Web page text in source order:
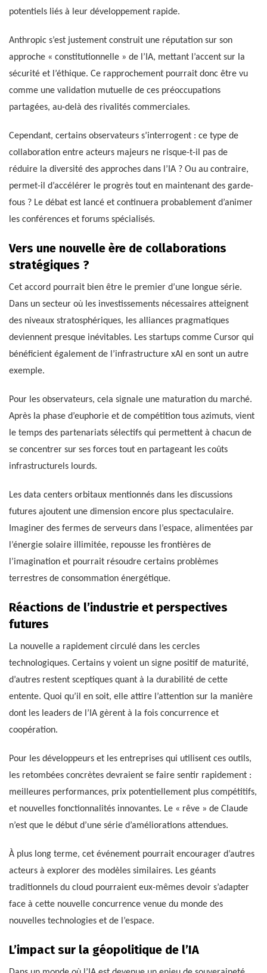
potentiels liés à leur développement rapide.
Anthropic s’est justement construit une réputation sur son
approche « constitutionnelle » de l’IA, mettant l’accent sur la
sécurité et l’éthique. Ce rapprochement pourrait donc être vu
comme une validation mutuelle de ces préoccupations
partagées, au-delà des rivalités commerciales.
Cependant, certains observateurs s’interrogent : ce type de
collaboration entre acteurs majeurs ne risque-t-il pas de
réduire la diversité des approches dans l’IA ? Ou au contraire,
permet-il d’accélérer le progrès tout en maintenant des garde-
fous ? Le débat est lancé et continuera probablement d’animer
les conférences et forums spécialisés.
Vers une nouvelle ère de collaborations
stratégiques ?
Cet accord pourrait bien être le premier d’une longue série.
Dans un secteur où les investissements nécessaires atteignent
des niveaux stratosphériques, les alliances pragmatiques
deviennent presque inévitables. Les startups comme Cursor qui
bénéficient également de l’infrastructure xAI en sont un autre
exemple.
Pour les observateurs, cela signale une maturation du marché.
Après la phase d’euphorie et de compétition tous azimuts, vient
le temps des partenariats sélectifs qui permettent à chacun de
se concentrer sur ses forces tout en partageant les coûts
infrastructurels lourds.
Les data centers orbitaux mentionnés dans les discussions
futures ajoutent une dimension encore plus spectaculaire.
Imaginer des fermes de serveurs dans l’espace, alimentées par
l’énergie solaire illimitée, repousse les frontières de
l’imagination et pourrait résoudre certains problèmes
terrestres de consommation énergétique.
Réactions de l’industrie et perspectives
futures
La nouvelle a rapidement circulé dans les cercles
technologiques. Certains y voient un signe positif de maturité,
d’autres restent sceptiques quant à la durabilité de cette
entente. Quoi qu’il en soit, elle attire l’attention sur la manière
dont les leaders de l’IA gèrent à la fois concurrence et
coopération.
Pour les développeurs et les entreprises qui utilisent ces outils,
les retombées concrètes devraient se faire sentir rapidement :
meilleures performances, prix potentiellement plus compétitifs,
et nouvelles fonctionnalités innovantes. Le « rêve » de Claude
n’est que le début d’une série d’améliorations attendues.
À plus long terme, cet événement pourrait encourager d’autres
acteurs à explorer des modèles similaires. Les géants
traditionnels du cloud pourraient eux-mêmes devoir s’adapter
face à cette nouvelle concurrence venue du monde des
nouvelles technologies et de l’espace.
L’impact sur la géopolitique de l’IA